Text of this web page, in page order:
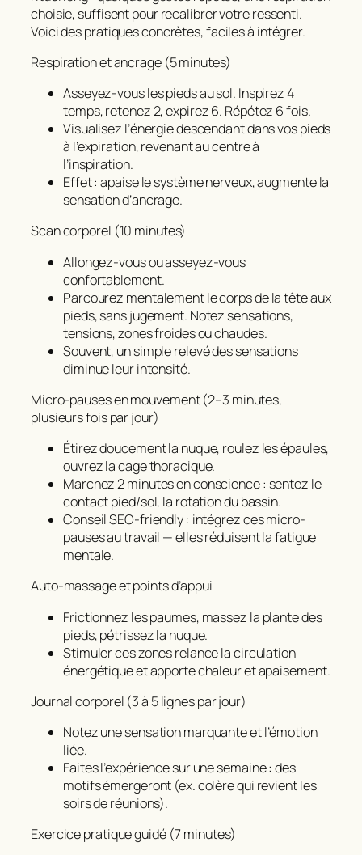
choisie, suffisent pour recalibrer votre ressenti.
Voici des pratiques concrètes, faciles à intégrer.
Respiration et ancrage (5 minutes)
Asseyez-vous les pieds au sol. Inspirez 4
temps, retenez 2, expirez 6. Répétez 6 fois.
Visualisez l’énergie descendant dans vos pieds
à l’expiration, revenant au centre à
l’inspiration.
Effet : apaise le système nerveux, augmente la
sensation d’ancrage.
Scan corporel (10 minutes)
Allongez-vous ou asseyez-vous
confortablement.
Parcourez mentalement le corps de la tête aux
pieds, sans jugement. Notez sensations,
tensions, zones froides ou chaudes.
Souvent, un simple relevé des sensations
diminue leur intensité.
Micro-pauses en mouvement (2–3 minutes,
plusieurs fois par jour)
Étirez doucement la nuque, roulez les épaules,
ouvrez la cage thoracique.
Marchez 2 minutes en conscience : sentez le
contact pied/sol, la rotation du bassin.
Conseil SEO-friendly : intégrez ces micro-
pauses au travail — elles réduisent la fatigue
mentale.
Auto-massage et points d’appui
Frictionnez les paumes, massez la plante des
pieds, pétrissez la nuque.
Stimuler ces zones relance la circulation
énergétique et apporte chaleur et apaisement.
Journal corporel (3 à 5 lignes par jour)
Notez une sensation marquante et l’émotion
liée.
Faites l’expérience sur une semaine : des
motifs émergeront (ex. colère qui revient les
soirs de réunions).
Exercice pratique guidé (7 minutes)